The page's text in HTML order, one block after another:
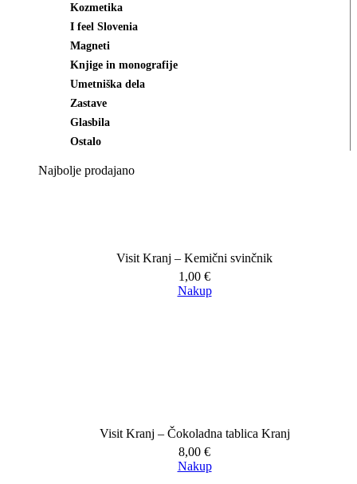
Kozmetika
I feel Slovenia
Magneti
Knjige in monografije
Umetniška dela
Zastave
Glasbila
Ostalo
Najbolje prodajano
Visit Kranj – Kemični svinčnik
1,00 €
Nakup
Visit Kranj – Čokoladna tablica Kranj
8,00 €
Nakup